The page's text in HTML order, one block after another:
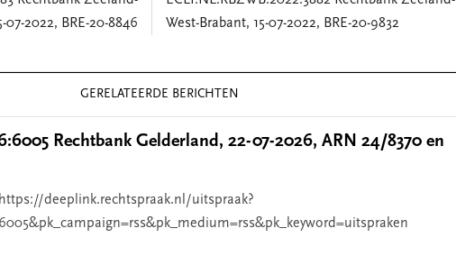
07-2022, BRE-20-8846
West-Brabant, 15-07-2022, BRE-20-9832
GERELATEERDE BERICHTEN
Rechtbank Gelderland, 22-07-2026, ARN 24/8370 en
deeplink.rechtspraak.nl/uitspraak?